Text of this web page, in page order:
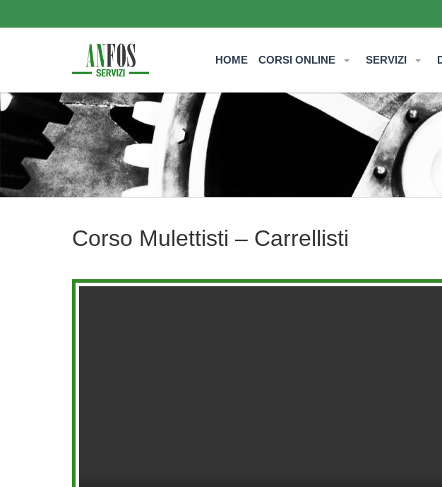
HOME CORSI ONLINE SERVIZI
Corso Mulettisti – Carrellisti